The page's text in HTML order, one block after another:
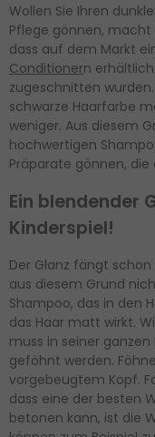
Wollen Sie Ihren
Pflege gönnen, macht
dass auf dem Markt
Conditionern
zugeschnitten
schwarze Haarfarbe
weniger. Aus diesem
hochwertigen
Präparate gönnen, die
Ein blendender
Kinderspiel!
Der Glanz fängt
aus diesem Grund
Shampoo, das in den
das Haar matt wirkt.
muss in seiner
geföhnt werden.
vorgebeugtem Kopf.
dass eine der besten
betonen kann, ist die